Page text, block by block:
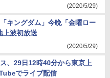
(2020/5/29)
キングダム」今晩「金曜ロー
上波初放送
(2020/5/29)
、29日12時40分から東京上
でライブ配信